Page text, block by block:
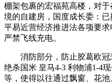
棚架包裹的宏福苑高楼，对
境的自建房，国度成长委：
平易近营经济推进法各项要
严禁飞线充电。
消防部分，防止胶葛欧冠
绝杀国米 皇马4-3 利物浦1-4
等，使得以往通过飘窗、花